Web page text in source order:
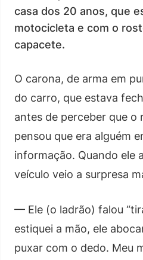
casa dos 20 anos, que
motocicleta e com o
capacete.
O carona, de arma em
do carro, que estava
antes de perceber que o
pensou que era alguém
informação. Quando ele
veículo veio a surpresa
— Ele (o ladrão) falou
estiquei a mão, ele
puxar com o dedo. Meu